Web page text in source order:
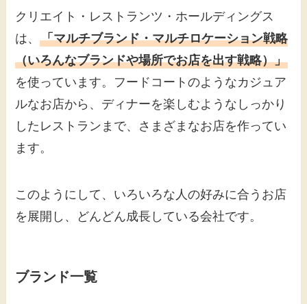
クリエイト・レストランツ・ホールディングス
は、「マルチブランド・マルチロケーション戦略
（いろんなブランドや場所でお店を出す戦略）」
を使っています。フードコートのようなカジュア
ルなお店から、ディナーを楽しむようなしっかり
したレストランまで、さまざまなお店を作ってい
ます。
このようにして、いろいろな人の好みに合うお店
を展開し、どんどん成長している会社です。
ブランド一覧